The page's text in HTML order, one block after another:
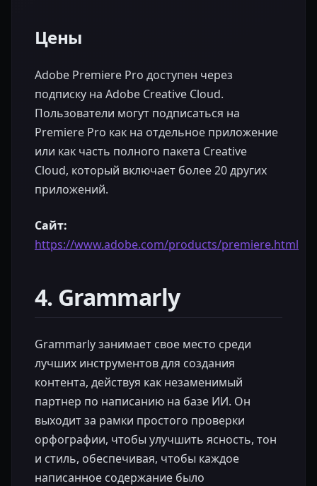
Цены
Adobe Premiere Pro доступен через
подписку на Adobe Creative Cloud.
Пользователи могут подписаться на
Premiere Pro как на отдельное приложение
или как часть полного пакета Creative
Cloud, который включает более 20 других
приложений.
Сайт:
https://www.adobe.com/products/premiere.html
4. Grammarly
Grammarly занимает свое место среди
лучших инструментов для создания
контента, действуя как незаменимый
партнер по написанию на базе ИИ. Он
выходит за рамки простого проверки
орфографии, чтобы улучшить ясность, тон
и стиль, обеспечивая, чтобы каждое
написанное содержание было